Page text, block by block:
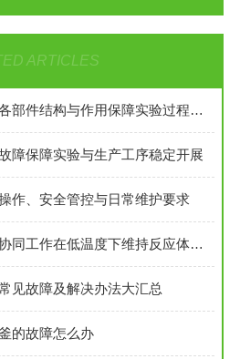
ARTICLES
熟悉高温高压反应釜各部件结构与作用保障实验过程安全稳定
障保障实验与生产工序稳定开展
作、安全管控与日常维护要求
深冷反应釜功能部件协同工作在低温度下维持反应体系的稳定性
见故障及解决办法大汇总
的故障怎么办